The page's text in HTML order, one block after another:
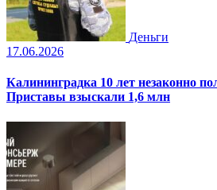
Деньги
17.06.2026
Калининградка 10 лет незаконно
Приставы взыскали 1,6 млн